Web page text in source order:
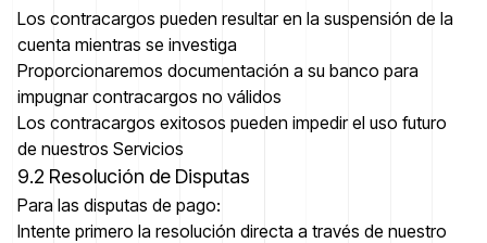
Los contracargos pueden resultar en la suspensión de la
cuenta mientras se investiga
Proporcionaremos documentación a su banco para
impugnar contracargos no válidos
Los contracargos exitosos pueden impedir el uso futuro
de nuestros Servicios
9.2 Resolución de Disputas
Para las disputas de pago:
Intente primero la resolución directa a través de nuestro